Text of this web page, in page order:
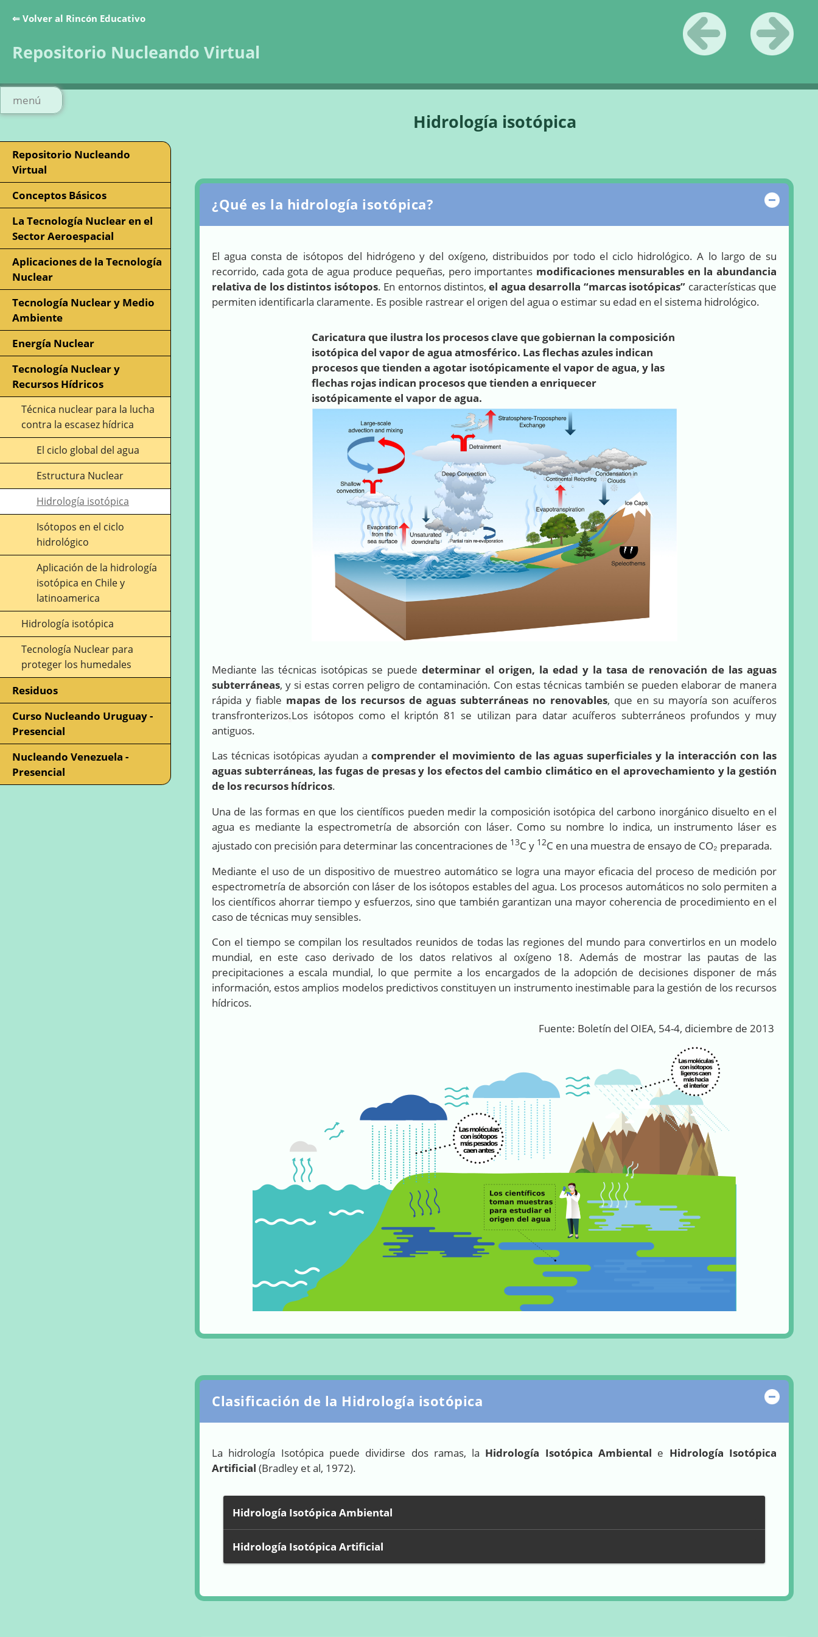
⇐ Volver al Rincón Educativo
Repositorio Nucleando Virtual
menú
Repositorio Nucleando
Virtual
Conceptos Básicos
La Tecnología Nuclear en el
Sector Aeroespacial
Aplicaciones de la Tecnología
Nuclear
Tecnología Nuclear y Medio
Ambiente
Energía Nuclear
Tecnología Nuclear y
Recursos Hídricos
Técnica nuclear para la lucha
contra la escasez hídrica
El ciclo global del agua
Estructura Nuclear
Hidrología isotópica
Isótopos en el ciclo
hidrológico
Aplicación de la hidrología
isotópica en Chile y
latinoamerica
Hidrología isotópica
Tecnología Nuclear para
proteger los humedales
Residuos
Curso Nucleando Uruguay -
Presencial
Nucleando Venezuela -
Presencial
«Anterior Siguiente
Hidrología isotópica
¿Qué es la hidrología isotópica?
El agua consta de isótopos del hidrógeno y del oxígeno, distribuidos por todo el ciclo hidrológico. A lo largo de su
recorrido, cada gota de agua produce pequeñas, pero importantes modificaciones mensurables en la abundancia
relativa de los distintos isótopos. En entornos distintos,el agua desarrolla “marcas isotópicas” características que
permiten identificarla claramente. Es posible rastrear el origen del agua o estimar su edad en el sistema hidrológico.
Caricatura que ilustra los procesos clave que gobiernan la composición
isotópica del vapor de agua atmosférico. Las flechas azules indican
procesos que tienden a agotar isotópicamente el vapor de agua, y las
flechas rojas indican procesos que tienden a enriquecer
isotópicamente el vapor de agua.
Mediante las técnicas isotópicas se puede determinar el origen, la edad y la tasa de renovación de las aguas
subterráneas, y si estas corren peligro de contaminación. Con estas técnicas también se pueden elaborar de manera
rápida y fiable mapas de los recursos de aguas subterráneas no renovables, que en su mayoría son acuíferos
transfronterizos.Los isótopos como el kriptón 81 se utilizan para datar acuíferos subterráneos profundos y muy
antiguos.
Las técnicas isotópicas ayudan a comprender el movimiento de las aguas superficiales y la interacción con las
aguas subterráneas, las fugas de presas y los efectos del cambio climático en el aprovechamiento y la gestión
de los recursos hídricos.
Una de las formas en que los científicos pueden medir la composición isotópica del carbono inorgánico disuelto en el
agua es mediante la espectrometría de absorción con láser. Como su nombre lo indica, un instrumento láser es
ajustado con precisión para determinar las concentraciones de 13C y 12C en una muestra de ensayo de CO₂ preparada.
Mediante el uso de un dispositivo de muestreo automático se logra una mayor eficacia del proceso de medición por
espectrometría de absorción con láser de los isótopos estables del agua. Los procesos automáticos no solo permiten a
los científicos ahorrar tiempo y esfuerzos, sino que también garantizan una mayor coherencia de procedimiento en el
caso de técnicas muy sensibles.
Con el tiempo se compilan los resultados reunidos de todas las regiones del mundo para convertirlos en un modelo
mundial, en este caso derivado de los datos relativos al oxígeno 18. Además de mostrar las pautas de las
precipitaciones a escala mundial, lo que permite a los encargados de la adopción de decisiones disponer de más
información, estos amplios modelos predictivos constituyen un instrumento inestimable para la gestión de los recursos
hídricos.
Fuente: Boletín del OIEA, 54-4, diciembre de 2013
Clasificación de la Hidrología isotópica
La hidrología Isotópica puede dividirse dos ramas, la Hidrología Isotópica Ambiental e Hidrología Isotópica
Artificial (Bradley et al, 1972).
Hidrología Isotópica Ambiental
Hidrología Isotópica Artificial